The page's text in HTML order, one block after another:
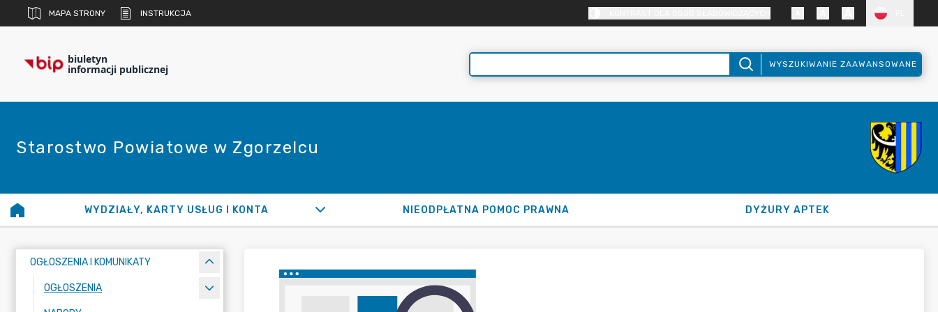
MAPA STRONY INSTRUKCJA
biuletyn
informacji publicznej WYSZUKIWANIE ZAAWANSOWANE
Starostwo Powiatowe w Zgorzelcu
WYDZIAŁY, KARTY USŁUG I KONTA NIEODPŁATNA POMOC PRAWNA DYŻURY APTEK
OGŁOSZENIA I KOMUNIKATY
OGŁOSZENIA